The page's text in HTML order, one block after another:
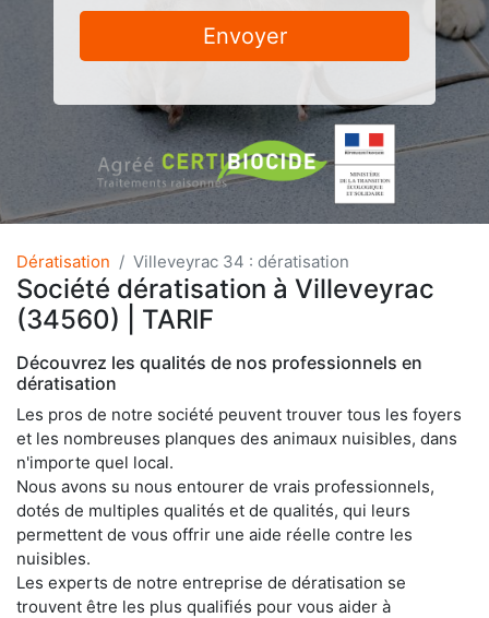
Envoyer
Dératisation Villeveyrac 34 : dératisation
Société dératisation à Villeveyrac
(34560) | TARIF
Découvrez les qualités de nos professionnels en
dératisation
Les pros de notre société peuvent trouver tous les foyers
et les nombreuses planques des animaux nuisibles, dans
n'importe quel local.
Nous avons su nous entourer de vrais professionnels,
dotés de multiples qualités et de qualités, qui leurs
permettent de vous offrir une aide réelle contre les
nuisibles.
Les experts de notre entreprise de dératisation se
trouvent être les plus qualifiés pour vous aider à